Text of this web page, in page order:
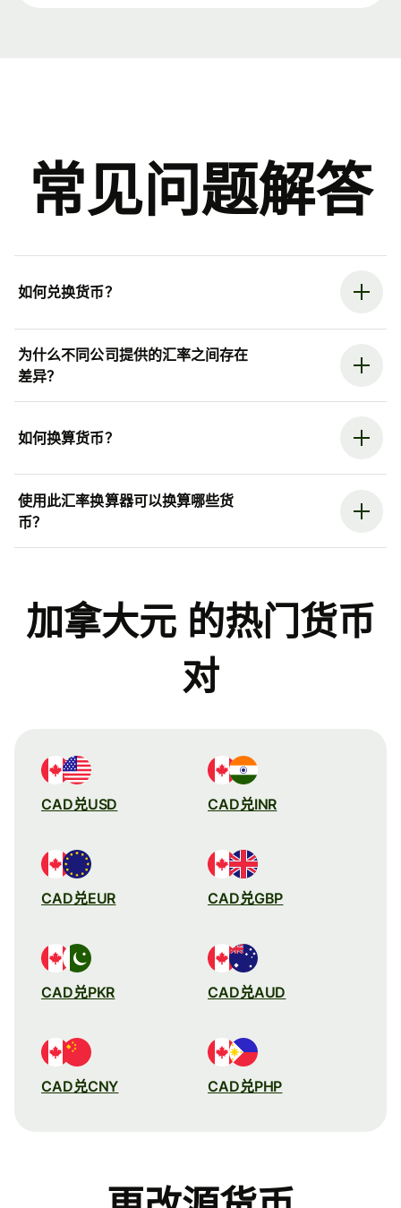
常见问题解答
如何兑换货币？
为什么不同公司提供的汇率之间存在
差异？
如何换算货币？
使用此汇率换算器可以换算哪些货
币？
加拿大元 的热门货币
对
CAD兑USD CAD兑INR
CAD兑EUR CAD兑GBP
CAD兑PKR CAD兑AUD
CAD兑CNY CAD兑PHP